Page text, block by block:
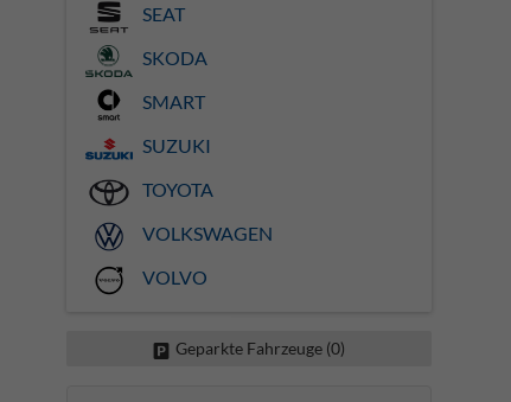
SEAT
SKODA
SMART
SUZUKI
TOYOTA
VOLKSWAGEN
VOLVO
Geparkte Fahrzeuge (0)